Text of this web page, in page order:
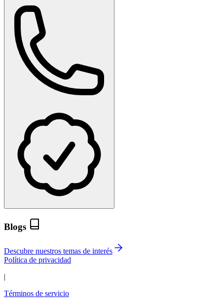
Blogs
Descubre nuestros temas de interés
Política de privacidad
|
Términos de servicio